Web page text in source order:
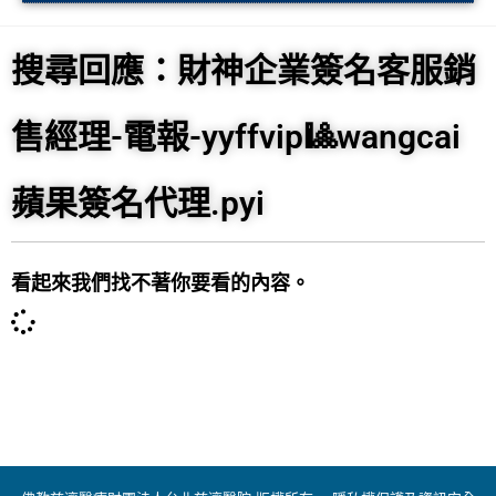
搜尋回應：財神企業簽名客服銷
售經理-電報-yyffvip🎱wangcai
蘋果簽名代理.pyi
看起來我們找不著你要看的內容。